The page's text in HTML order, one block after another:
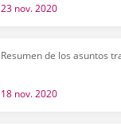
23 nov. 2020
Resumen de los asuntos
18 nov. 2020